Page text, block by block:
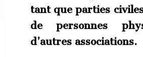
tant que parties
de personnes
d’autres associations.